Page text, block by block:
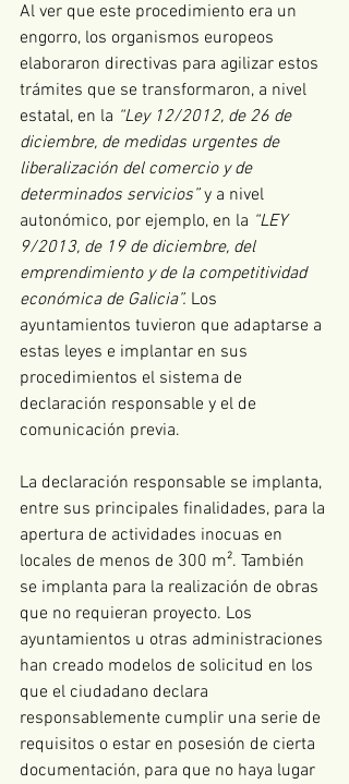
Al ver que este procedimiento era un
engorro, los organismos europeos
elaboraron directivas para agilizar estos
trámites que se transformaron, a nivel
estatal, en la “Ley 12/2012, de 26 de
diciembre, de medidas urgentes de
liberalización del comercio y de
determinados servicios” y a nivel
autonómico, por ejemplo, en la “LEY
9/2013, de 19 de diciembre, del
emprendimiento y de la competitividad
económica de Galicia”. Los
ayuntamientos tuvieron que adaptarse a
estas leyes e implantar en sus
procedimientos el sistema de
declaración responsable y el de
comunicación previa.
La declaración responsable se implanta,
entre sus principales finalidades, para la
apertura de actividades inocuas en
locales de menos de 300 m². También
se implanta para la realización de obras
que no requieran proyecto. Los
ayuntamientos u otras administraciones
han creado modelos de solicitud en los
que el ciudadano declara
responsablemente cumplir una serie de
requisitos o estar en posesión de cierta
documentación, para que no haya lugar